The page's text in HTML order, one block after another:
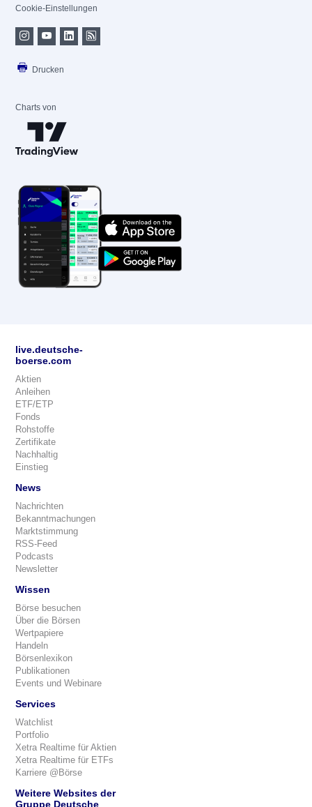
Cookie-Einstellungen
Drucken
Charts von
live.deutsche-
boerse.com
Aktien
Anleihen
ETF/ETP
Fonds
Rohstoffe
Zertifikate
Nachhaltig
Einstieg
News
Nachrichten
Bekanntmachungen
Marktstimmung
RSS-Feed
Podcasts
Newsletter
Wissen
Börse besuchen
Über die Börsen
Wertpapiere
Handeln
Börsenlexikon
Publikationen
Events und Webinare
Services
Watchlist
Portfolio
Xetra Realtime für Aktien
Xetra Realtime für ETFs
Karriere @Börse
Weitere Websites der
Gruppe Deutsche